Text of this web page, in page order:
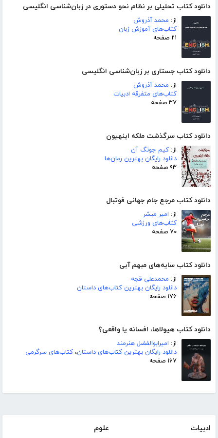
دانلود کتاب تحلیلی بر نظام نحو دستوری در زبان‌شناسی انگلیسی
از: محمد آذروش
کتاب‌های آموزش زبان
۲۱ صفحه
دانلود کتاب جستاری بر زبان‌شناسی انگلیسی
از: محمد آذروش
کتاب‌های متفرقه ادبیات
۳۷ صفحه
دانلود کتاب سرگذشت ملکه اینهیون
از: کیم جونگ آن
دانلود رایگان بهترین رمان‌ها
۹۳ صفحه
دانلود کتاب مرجع جام جهانی فوتبال
از: امیر مبشر
کتاب‌های ورزشی
۷۰ صفحه
دانلود کتاب سایه‌های مبهم آبی
از: محمدعلی قجه
دانلود رایگان بهترین کتاب‌های داستان
۱۷۶ صفحه
دانلود کتاب هیولاها، افسانه یا واقعی؟
از: امیرابوالفضل هنرمند
دانلود رایگان بهترین کتاب‌های داستان، کتاب‌های سرگرمی
۱۶۷ صفحه
ادبیات علوم